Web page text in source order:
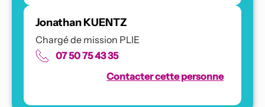
Jonathan KUENTZ
Chargé de mission PLIE
07 50 75 43 35
Contacter cette personne